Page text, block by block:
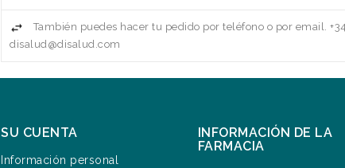
También puedes hacer tu pedido por teléfono o por email.
disalud@disalud.com
SU CUENTA
Información personal
INFORMACIÓN DE LA
FARMACIA